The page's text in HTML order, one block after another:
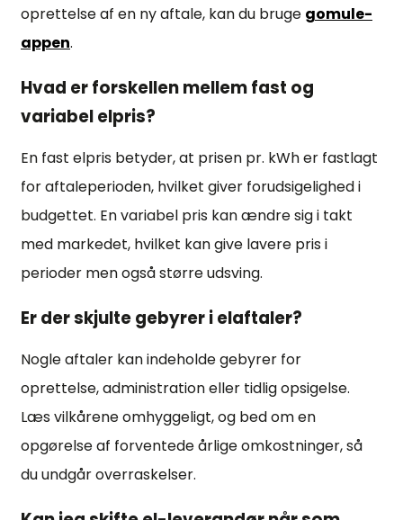
oprettelse af en ny aftale, kan du bruge gomule-
appen.
Hvad er forskellen mellem fast og
variabel elpris?
En fast elpris betyder, at prisen pr. kWh er fastlagt
for aftaleperioden, hvilket giver forudsigelighed i
budgettet. En variabel pris kan ændre sig i takt
med markedet, hvilket kan give lavere pris i
perioder men også større udsving.
Er der skjulte gebyrer i elaftaler?
Nogle aftaler kan indeholde gebyrer for
oprettelse, administration eller tidlig opsigelse.
Læs vilkårene omhyggeligt, og bed om en
opgørelse af forventede årlige omkostninger, så
du undgår overraskelser.